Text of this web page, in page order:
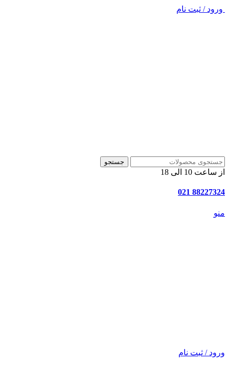
ورود / ثبت نام
جستجو
از ساعت 10 الی 18
88227324 021
منو
ورود / ثبت نام